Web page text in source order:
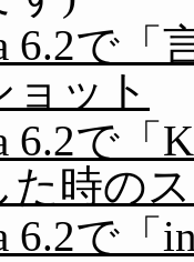
6.2で「
ョット
6.2で「
た時の
6.2で「